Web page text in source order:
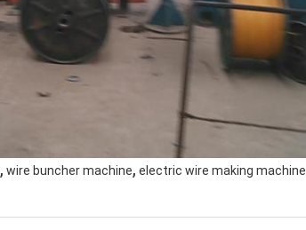
, wire buncher machine, electric wire making machine